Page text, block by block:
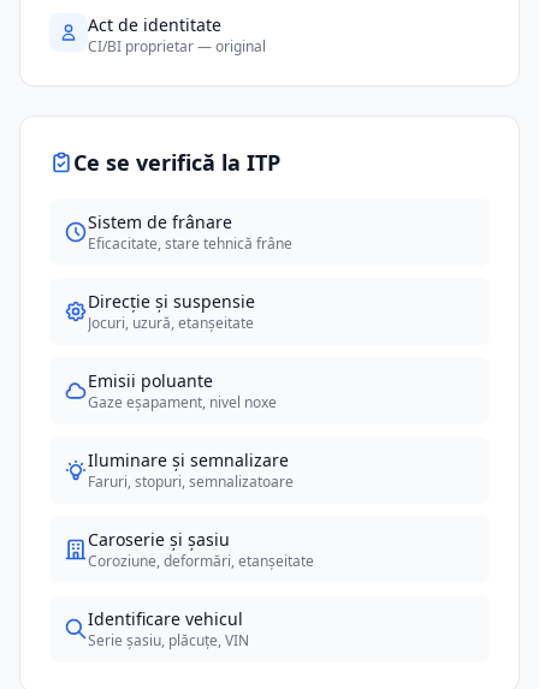
Act de identitate
CI/BI proprietar — original
Ce se verifică la ITP
Sistem de frânare
Eficacitate, stare tehnică frâne
Direcție și suspensie
Jocuri, uzură, etanșeitate
Emisii poluante
Gaze eșapament, nivel noxe
Iluminare și semnalizare
Faruri, stopuri, semnalizatoare
Caroserie și șasiu
Coroziune, deformări, etanșeitate
Identificare vehicul
Serie șasiu, plăcuțe, VIN